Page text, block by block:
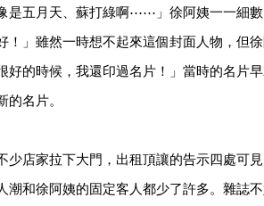
是五月天、蘇打綠啊⋯⋯」徐阿姨一一細數
！」雖然一時想不起來這個封面人物，但
好的時候，我還印過名片！」當時的名片
名片。
店家拉下大門，出租頂讓的告示四處可見
潮和徐阿姨的固定客人都少了許多。雜誌